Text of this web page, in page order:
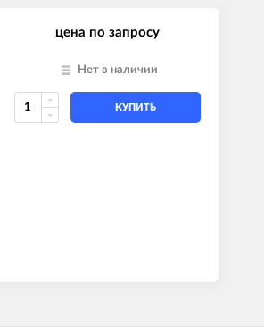
цена по запросу
Нет в наличии
КУПИТЬ